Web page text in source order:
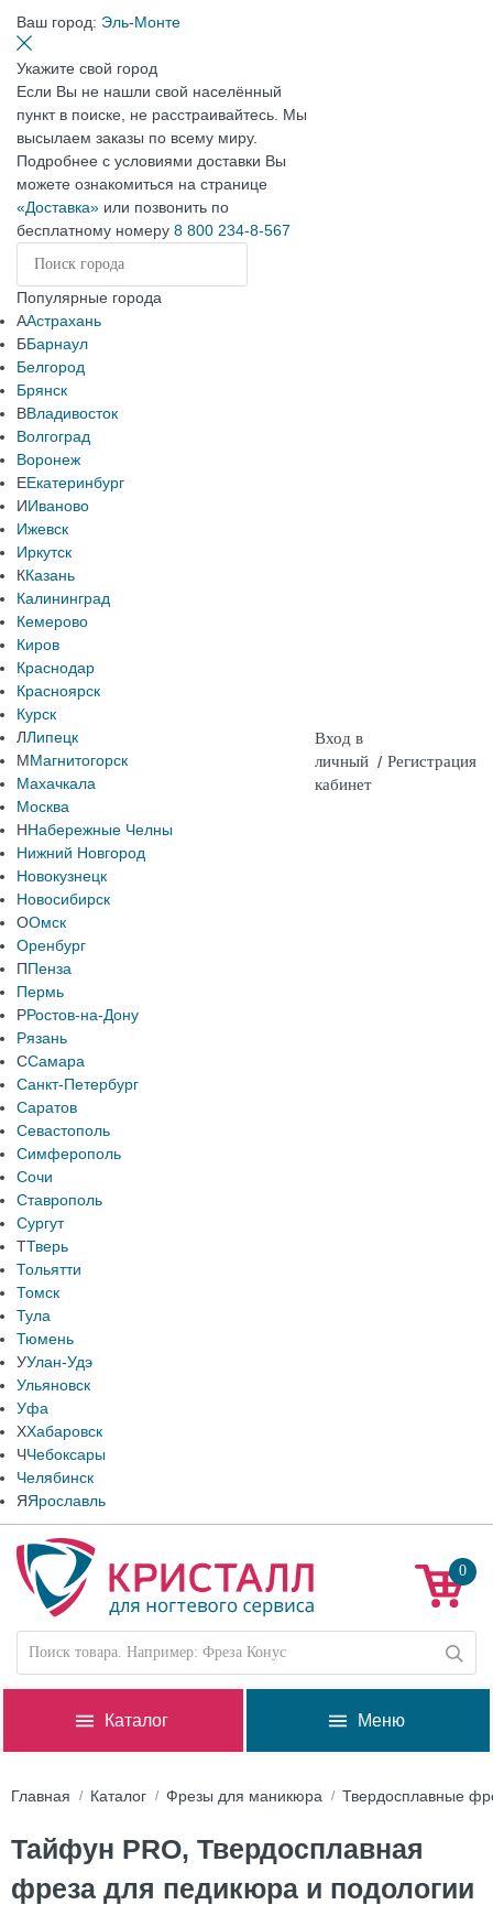
Ваш город: Эль-Монте
Укажите свой город
Если Вы не нашли свой населённый
пункт в поиске, не расстраивайтесь. Мы
высылаем заказы по всему миру.
Подробнее с условиями доставки Вы
можете ознакомиться на странице
«Доставка» или позвонить по
бесплатному номеру 8 800 234-8-567
Популярные города
ААстрахань
ББарнаул
Белгород
Брянск
ВВладивосток
Волгоград
Воронеж
ЕЕкатеринбург
ИИваново
Ижевск
Иркутск
ККазань
Калининград
Кемерово
Киров
Краснодар
Красноярск
Курск
ЛЛипецк
ММагнитогорск
Махачкала
Москва
ННабережные Челны
Нижний Новгород
Новокузнецк
Новосибирск
ООмск
Оренбург
ППенза
Пермь
РРостов-на-Дону
Рязань
ССамара
Санкт-Петербург
Саратов
Севастополь
Симферополь
Сочи
Ставрополь
Сургут
ТТверь
Тольятти
Томск
Тула
Тюмень
УУлан-Удэ
Ульяновск
Уфа
ХХабаровск
ЧЧебоксары
Челябинск
ЯЯрославль
Вход в
личный
кабинет
/ Регистрация
0
Каталог Меню
Главная Каталог Фрезы для маникюра Твердосплавные
Тайфун PRO, Твердосплавная
фреза для педикюра и подологии